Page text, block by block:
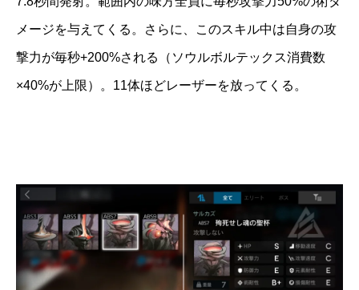
メージを与えてくる。さらに、このスキル中は自身の攻
撃力が毎秒+200%される（ソウルボルテックス消費数
×40%が上限）。11体ほどレーザーを放ってくる。